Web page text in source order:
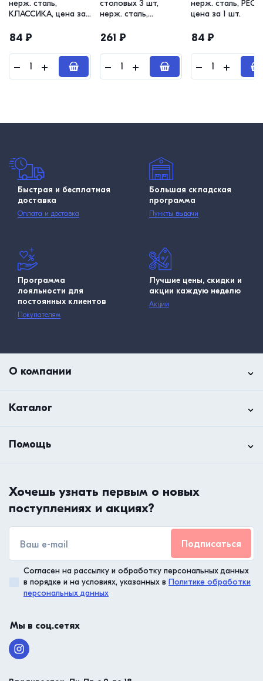
нерж. сталь,
КЛАССИКА, цена за 1
84 ₽
столовых 3 шт,
нерж. сталь,
261 ₽
нерж. сталь,
цена за 1 шт.
84 ₽
Быстрая и бесплатная
доставка
Оплата и доставка
Большая складская
программа
Пункты выдачи
Программа
лояльности для
постоянных клиентов
Покупателям
Лучшие цены, скидки и
акции каждую неделю
Акции
О компании
Каталог
Помощь
Хочешь узнать первым о новых
поступлениях и акциях?
Подписаться
Согласен на рассылку и обработку персональных данных
в порядке и на условиях, указанных в Политике обработки
персональных данных
Мы в соц.сетях